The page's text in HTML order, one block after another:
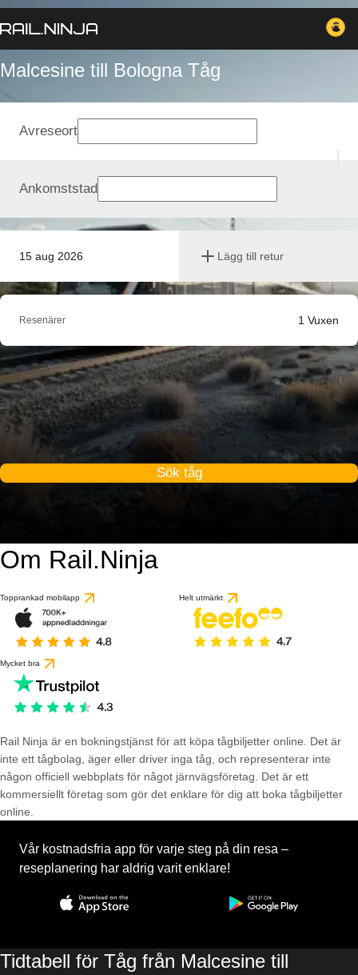
Malcesine till Bologna Tåg
15 aug 2026 Lägg till retur
Avreseort
Ankomststad
Resenärer 1 Vuxen
Sök tåg
Om Rail.Ninja
Topprankad mobilapp Helt utmärkt
Mycket bra
Rail Ninja är en bokningstjänst för att köpa tågbiljetter online. Det är
inte ett tågbolag, äger eller driver inga tåg, och representerar inte
någon officiell webbplats för något järnvägsföretag. Det är ett
kommersiellt företag som gör det enklare för dig att boka tågbiljetter
online.
Vår kostnadsfria app för varje steg på din resa –
reseplanering har aldrig varit enklare!
Tidtabell för Tåg från Malcesine till